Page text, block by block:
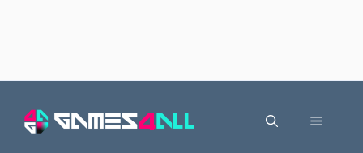
Menu